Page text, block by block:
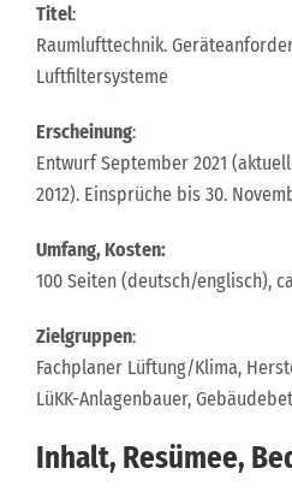
Titel:
Raumlufttechnik.
Luftfiltersysteme
Erscheinung:
Entwurf September 2021
2012). Einsprüche bis 30.
Umfang, Kosten:
100 Seiten (deutsch/englisch),
Zielgruppen:
Fachplaner Lüftung/Klima,
LüKK-Anlagenbauer,
Inhalt, Resümee,